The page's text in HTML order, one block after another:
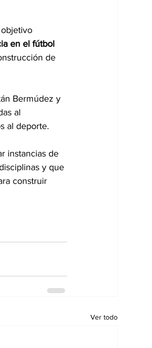
en el fútbol
de
Bermúdez y
al
al deporte.
instancias de
y que
construir
Ver todo